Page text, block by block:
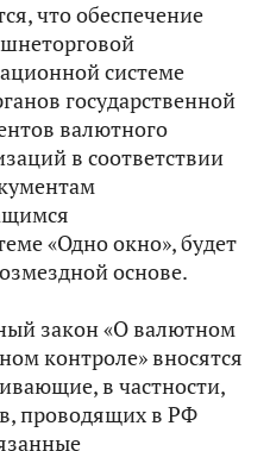
что обеспечение
системе
государственной
валютного
в соответствии
«Одно окно», будет
основе.
закон «О валютном
контроле» вносятся
в частности,
проводящих в РФ